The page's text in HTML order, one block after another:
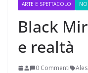
ARTE E SPETTACOLO
Black
e realtà
0 Commenti